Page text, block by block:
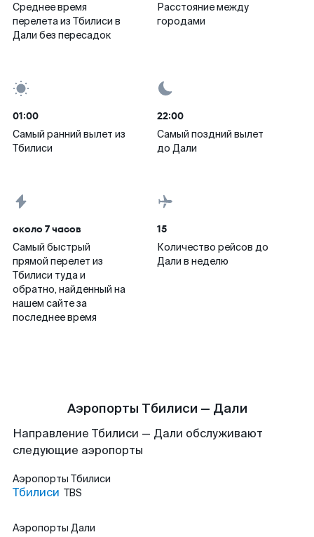
Среднее время
перелета из Тбилиси в
Дали без пересадок
Расстояние между
городами
01:00
Самый ранний вылет из
Тбилиси
22:00
Самый поздний вылет
до Дали
около 7 часов
Самый быстрый
прямой перелет из
Тбилиси туда и
обратно, найденный на
нашем сайте за
последнее время
15
Количество рейсов до
Дали в неделю
Аэропорты Тбилиси — Дали
Направление Тбилиси — Дали обслуживают
следующие аэропорты
Аэропорты Тбилиси
Тбилиси TBS
Аэропорты Дали